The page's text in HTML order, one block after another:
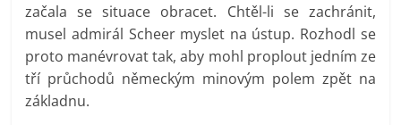
začala se situace obracet. Chtěl-li se zachránit,
musel admirál Scheer myslet na ústup. Rozhodl se
proto manévrovat tak, aby mohl proplout jedním ze
tří průchodů německým minovým polem zpět na
základnu.